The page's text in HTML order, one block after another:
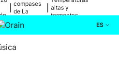
compases
de La
altas y
tormentas
ES